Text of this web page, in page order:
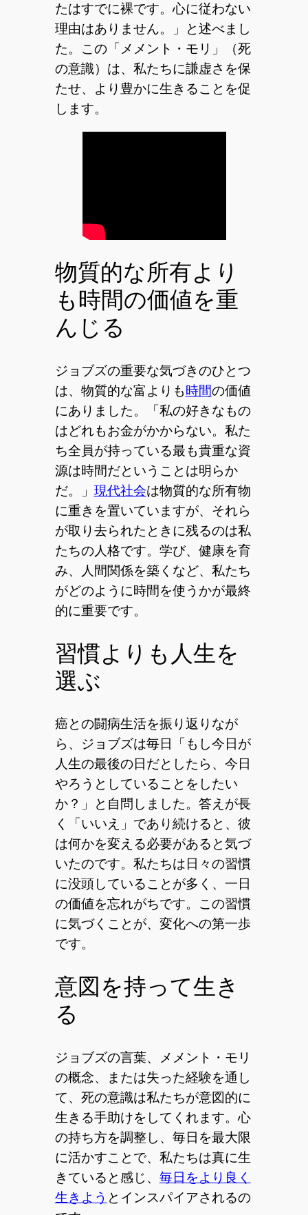
たはすでに裸です。心に従わない
理由はありません。」と述べまし
た。この「メメント・モリ」（死
の意識）は、私たちに謙虚さを保
たせ、より豊かに生きることを促
します。
物質的な所有より
も時間の価値を重
んじる
ジョブズの重要な気づきのひとつ
は、物質的な富よりも 時間の価値
にありました。「私の好きなもの
はどれもお金がかからない。私た
ち全員が持っている最も貴重な資
源は時間だということは明らか
だ。」 現代社会は物質的な所有物
に重きを置いていますが、それら
が取り去られたときに残るのは私
たちの人格です。学び、健康を育
み、人間関係を築くなど、私たち
がどのように時間を使うかが最終
的に重要です。
習慣よりも人生を
選ぶ
癌との闘病生活を振り返りなが
ら、ジョブズは毎日「もし今日が
人生の最後の日だとしたら、今日
やろうとしていることをしたい
か？」と自問しました。答えが長
く「いいえ」であり続けると、彼
は何かを変える必要があると気づ
いたのです。私たちは日々の習慣
に没頭していることが多く、一日
の価値を忘れがちです。この習慣
に気づくことが、変化への第一歩
です。
意図を持って生き
る
ジョブズの言葉、メメント・モリ
の概念、または失った経験を通し
て、死の意識は私たちが意図的に
生きる手助けをしてくれます。心
の持ち方を調整し、毎日を最大限
に活かすことで、私たちは真に生
きていると感じ、 毎日をより良く
生きよう とインスパイアされるの